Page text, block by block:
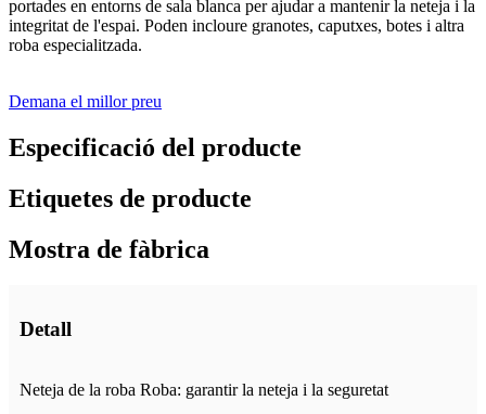
portades en entorns de sala blanca per ajudar a mantenir la neteja i la
integritat de l'espai. Poden incloure granotes, caputxes, botes i altra
roba especialitzada.
Demana el millor preu
Especificació del producte
Etiquetes de producte
Mostra de fàbrica
Detall
Neteja de la roba Roba: garantir la neteja i la seguretat